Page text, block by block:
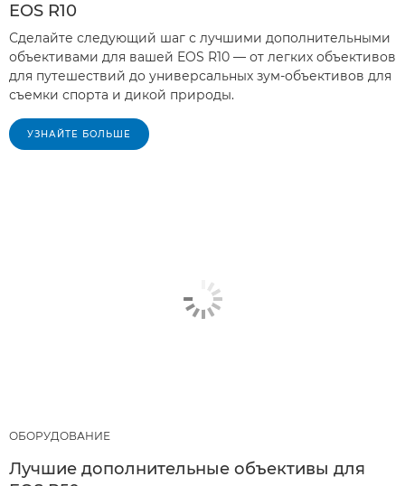
EOS R10
Сделайте следующий шаг с лучшими дополнительными
объективами для вашей EOS R10 — от легких объективов
для путешествий до универсальных зум-объективов для
съемки спорта и дикой природы.
УЗНАЙТЕ БОЛЬШЕ
ОБОРУДОВАНИЕ
Лучшие дополнительные объективы для